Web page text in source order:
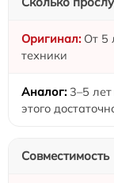
От 5
техники
3–5
этого
Совместимость